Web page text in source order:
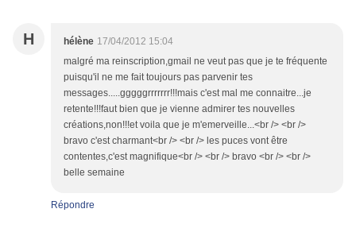
H hélène 17/04/2012 15:04
malgré ma reinscription,gmail ne veut pas que je te fréquente
puisqu'il ne me fait toujours pas parvenir tes
messages.....gggggrrrrrrr!!!mais c'est mal me connaitre...je
retente!!!faut bien que je vienne admirer tes nouvelles
créations,non!!!et voila que je m'emerveille...<br /> <br />
bravo c'est charmant<br /> <br /> les puces vont être
contentes,c'est magnifique<br /> <br /> bravo <br /> <br />
belle semaine
Répondre